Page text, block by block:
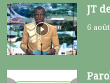
JT
6